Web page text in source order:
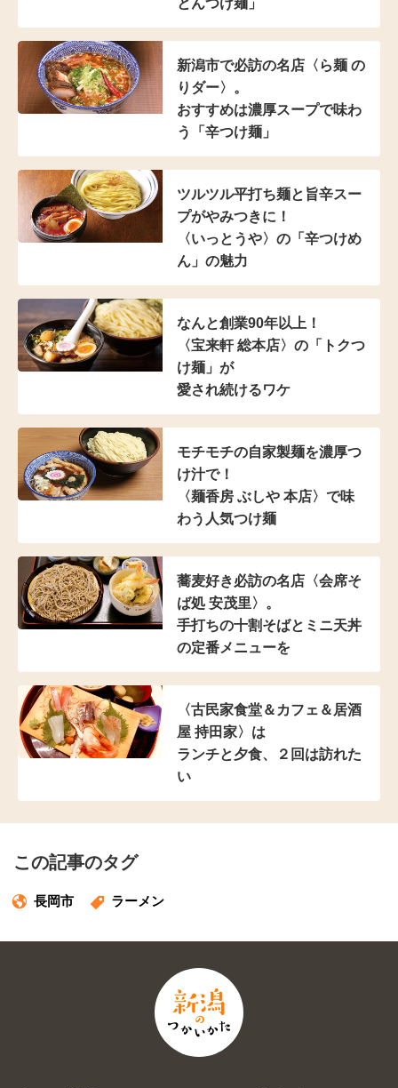
とんつけ麺」
新潟市で必訪の名店 〈ら麺 の
りダー〉。
おすすめは濃厚スープで味わ
う「辛つけ麺」
ツルツル平打ち麺と 旨辛スー
プがやみつきに！
〈いっとうや〉の 「辛つけめ
ん」の魅力
なんと創業90年以上！
〈宝来軒 総本店〉の 「トクつ
け麺」が
愛され続けるワケ
モチモチの自家製麺を濃厚つ
け汁で！
〈麺香房 ぶしや 本店〉 で味
わう人気つけ麺
蕎麦好き必訪の名店 〈会席そ
ば処 安茂里〉。
手打ちの十割そばと ミニ天丼
の定番メニューを
〈古民家食堂＆カフェ ＆居酒
屋 持田家〉は
ランチと夕食、２回は訪れた
い
この記事のタグ
長岡市 ラーメン